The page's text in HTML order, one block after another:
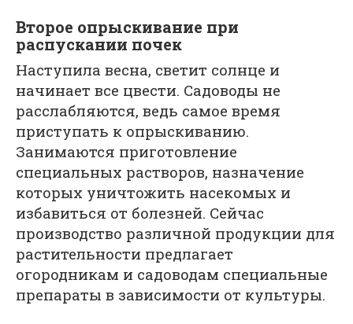
Второе опрыскивание при
распускании почек
Наступила весна, светит солнце и
начинает все цвести. Садоводы не
расслабляются, ведь самое время
приступать к опрыскиванию.
Занимаются приготовление
специальных растворов, назначение
которых уничтожить насекомых и
избавиться от болезней. Сейчас
производство различной продукции для
растительности предлагает
огородникам и садоводам специальные
препараты в зависимости от культуры.